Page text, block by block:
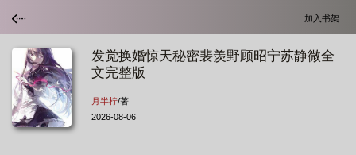
加入书架
发觉换婚惊天秘密裴羡野顾昭宁苏静微全
文完整版
月半柠/著
2026-08-06